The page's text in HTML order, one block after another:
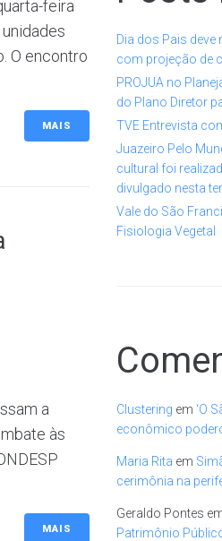
feira
O encontro
MAIS
a
às
MAIS
Dia dos Pais
com projeção de
PROJUA no
do Plano Diretor
TVE Entrevista
Juazeiro Pelo
cultural foi
divulgado nesta
Vale do São
Fisiologia Vegetal
Clustering em ‘O
econômico
Maria Rita em
cerimônia na
Geraldo Pontes
Patrimônio